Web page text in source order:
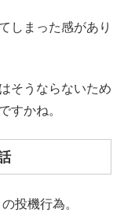
しまった感があり
そうならないため
かね。
投機行為。